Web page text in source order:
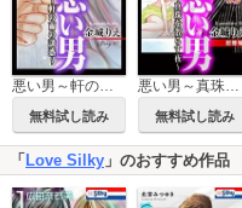
悪い男～軒の雨の誘惑～ Love Silky
無料試し読み
悪い男～真珠を散らす夜～ Love Silky
無料試し読み
「 Love Silky 」のおすすめ作品